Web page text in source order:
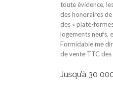
toute évidence,
des honoraires
des « plate-
logements neufs,
Formidable me
de vente TTC
Jusqu’à 30